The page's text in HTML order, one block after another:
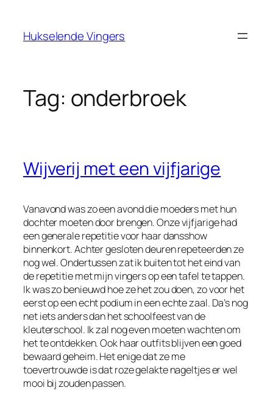
Hukselende Vingers
Tag: onderbroek
Wijverij met een vijfjarige
Vanavond was zo een avond die moeders met hun
dochter moeten door brengen. Onze vijfjarige had
een generale repetitie voor haar dansshow
binnenkort. Achter gesloten deuren repeteerden ze
nog wel. Ondertussen zat ik buiten tot het eind van
de repetitie met mijn vingers op een tafel te tappen.
Ik was zo benieuwd hoe ze het zou doen, zo voor het
eerst op een echt podium in een echte zaal. Da’s nog
net iets anders dan het schoolfeest van de
kleuterschool. Ik zal nog even moeten wachten om
het te ontdekken. Ook haar outfits blijven een goed
bewaard geheim. Het enige dat ze me
toevertrouwde is dat roze gelakte nageltjes er wel
mooi bij zouden passen.